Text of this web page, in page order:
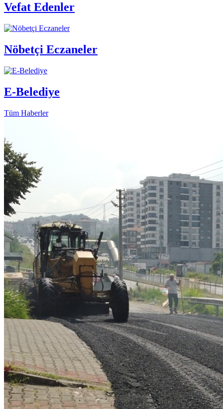
Vefat Edenler
Nöbetçi Eczaneler
E-Belediye
Tüm Haberler